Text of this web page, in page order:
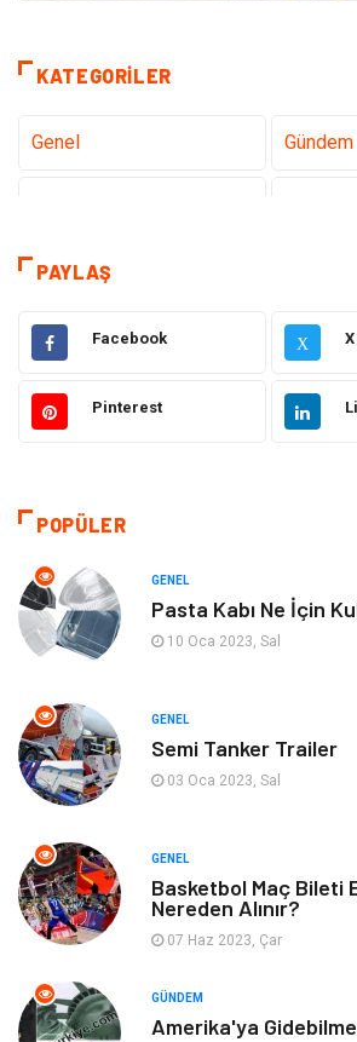
KATEGORILER
Genel Gündem
Tatil
Eğitim Gıda
Hukuk Elektrik
Makine
Kültür
Güzellik & Bakım
Finans & Ekonomi
Bilgisayar & Yazılım Mobilya
Bebek Giyim Moda
Blogroll
Markalar
PAYLAŞ
Facebook X
Pinterest
POPÜLER
GENEL
Pasta Kabı Ne İçin
10 Oca 2023, Sal
GENEL
Semi Tanker Trailer
03 Oca 2023, Sal
GENEL
Basketbol Maç Bileti
Nereden Alınır?
07 Haz 2023, Çar
GÜNDEM
Amerika'ya